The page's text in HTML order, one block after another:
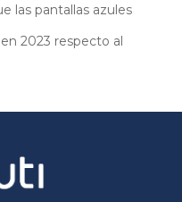
las pantallas azules
2023 respecto al